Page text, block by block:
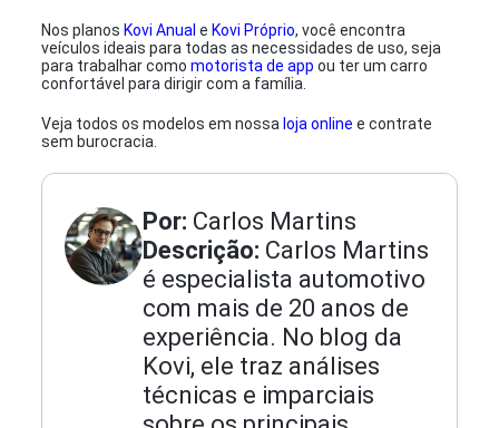
Nos planos Kovi Anual e Kovi Próprio, você encontra
veículos ideais para todas as necessidades de uso, seja
para trabalhar comomotorista de app ou ter um carro
confortável para dirigir com a família.
Veja todos os modelos em nossa loja online e contrate
sem burocracia.
Por: Carlos Martins
Descrição: Carlos Martins
é especialista automotivo
com mais de 20 anos de
experiência. No blog da
Kovi, ele traz análises
técnicas e imparciais